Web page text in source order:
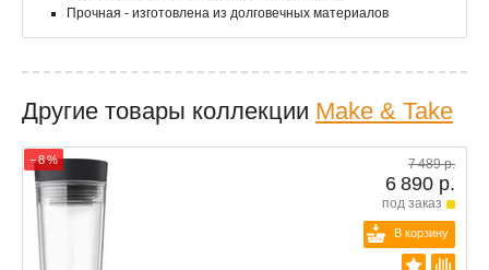
Прочная - изготовлена из долговечных материалов
Другие товары коллекции Make & Take
− 8 % 7 489 р.
6 890 р.
под заказ
В корзину